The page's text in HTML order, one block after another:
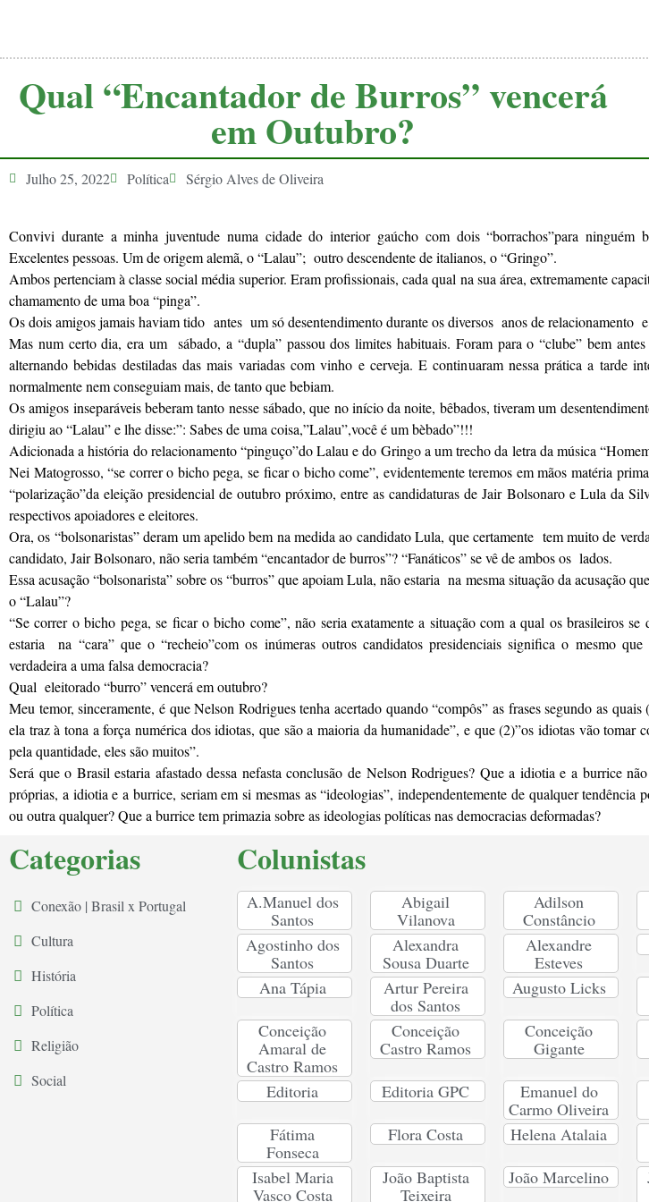
Qual “Encantador de Burros” vencerá
em Outubro?
Julho 25, 2022 Política Sérgio Alves de Oliveira
Convivi durante a minha juventude numa cidade do interior gaúcho com dois “borrachos”para ninguém
Excelentes pessoas. Um de origem alemã, o “Lalau”; outro descendente de italianos, o “Gringo”.
Ambos pertenciam à classe social média superior. Eram profissionais, cada qual na sua área, extremamente
chamamento de uma boa “pinga”.
Os dois amigos jamais haviam tido antes um só desentendimento durante os diversos anos de relacionamento
Mas num certo dia, era um sábado, a “dupla” passou dos limites habituais. Foram para o “clube” bem
alternando bebidas destiladas das mais variadas com vinho e cerveja. E continuaram nessa prática a tarde
normalmente nem conseguiam mais, de tanto que bebiam.
Os amigos inseparáveis beberam tanto nesse sábado, que no início da noite, bêbados, tiveram um
dirigiu ao “Lalau” e lhe disse:”: Sabes de uma coisa,”Lalau”,você é um bèbado”!!!
Adicionada a história do relacionamento “pinguço”do Lalau e do Gringo a um trecho da letra da música
Nei Matogrosso, “se correr o bicho pega, se ficar o bicho come”, evidentemente teremos em mãos matéria
“polarização”da eleição presidencial de outubro próximo, entre as candidaturas de Jair Bolsonaro e Lula da
respectivos apoiadores e eleitores.
Ora, os “bolsonaristas” deram um apelido bem na medida ao candidato Lula, que certamente tem muito de
candidato, Jair Bolsonaro, não seria também “encantador de burros”? “Fanáticos” se vê de ambos os lados.
Essa acusação “bolsonarista” sobre os “burros” que apoiam Lula, não estaria na mesma situação da acusação
o “Lalau”?
“Se correr o bicho pega, se ficar o bicho come”, não seria exatamente a situação com a qual os brasileiros
estaria na “cara” que o “recheio”com os inúmeras outros candidatos presidenciais significa o mesmo
verdadeira a uma falsa democracia?
Qual eleitorado “burro” vencerá em outubro?
Meu temor, sinceramente, é que Nelson Rodrigues tenha acertado quando “compôs” as frases segundo as
ela traz à tona a força numérica dos idiotas, que são a maioria da humanidade”, e que (2)”os idiotas vão tomar
pela quantidade, eles são muitos”.
Será que o Brasil estaria afastado dessa nefasta conclusão de Nelson Rodrigues? Que a idiotia e a burrice
próprias, a idiotia e a burrice, seriam em si mesmas as “ideologias”, independentemente de qualquer tendência
ou outra qualquer? Que a burrice tem primazia sobre as ideologias políticas nas democracias deformadas?
Categorias
Conexão | Brasil x Portugal
Cultura
História
Política
Religião
Social
Colunistas
A.Manuel dos
Santos
Abigail
Vilanova
Adilson
Constâncio
Agostinho dos
Santos
Alexandra
Sousa Duarte
Alexandre
Esteves
Ana Tápia
Artur Pereira
dos Santos
Augusto Licks
Conceição
Amaral de
Castro Ramos
Conceição
Castro Ramos
Conceição
Gigante
Editoria Editoria GPC
Emanuel do
Carmo Oliveira
Fátima
Fonseca
Flora Costa Helena Atalaia
Isabel Maria
Vasco Costa
João Baptista
Teixeira
João Marcelino